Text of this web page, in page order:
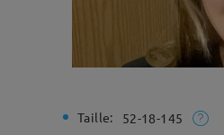
Taille: 52-18-145